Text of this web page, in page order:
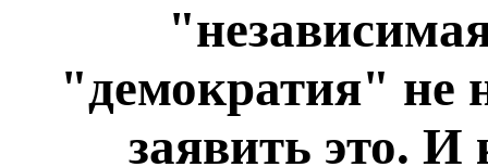
"демократия" не
заявить это.